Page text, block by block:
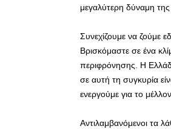
μεγαλύτερη δύναμη
Συνεχίζουμε να ζούμε
Βρισκόμαστε σε ένα
περιφρόνησης. Η
σε αυτή τη συγκυρία
ενεργούμε για το
Αντιλαμβανόμενοι τα